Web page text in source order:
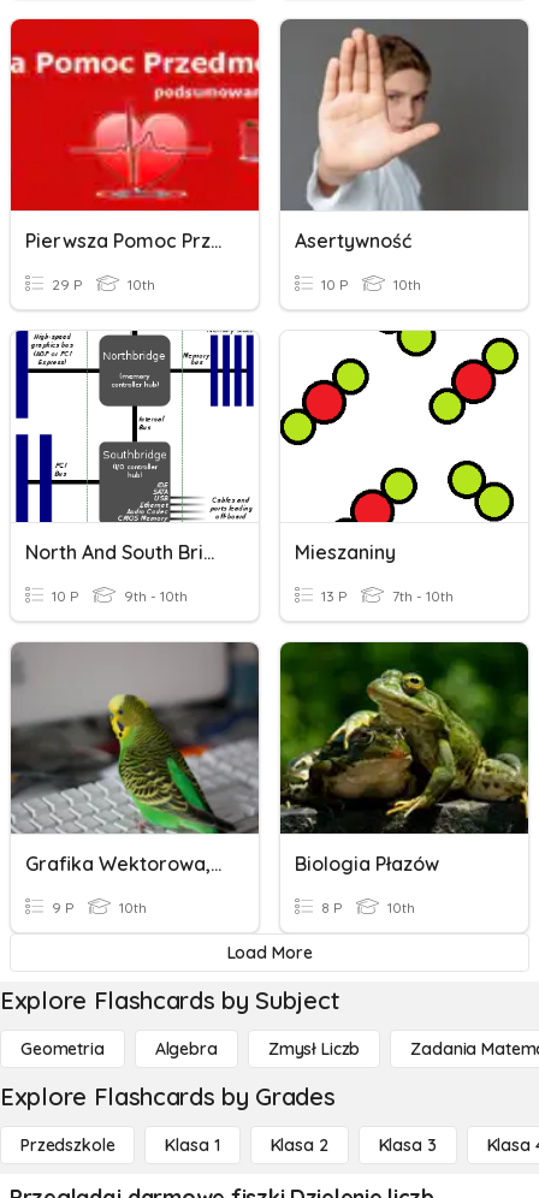
Pierwsza Pomoc Przedmedyczna
29 P 10th
Asertywność
10 P 10th
North And South Bridge
10 P 9th - 10th
Mieszaniny
13 P 7th - 10th
Grafika Wektorowa, Rastrowa
9 P 10th
Biologia Płazów
8 P 10th
Load More
Explore Flashcards by Subject
Geometria Algebra Zmysł Liczb Zadania
Explore Flashcards by Grades
Przedszkole Klasa 1 Klasa 2 Klasa 3 Klasa